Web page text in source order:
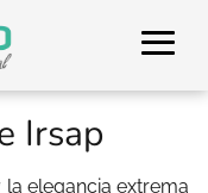
Irsap
la elegancia extrema